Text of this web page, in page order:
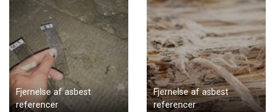
Fjernelse af asbest
referencer
Fjernelse af asbest
referencer